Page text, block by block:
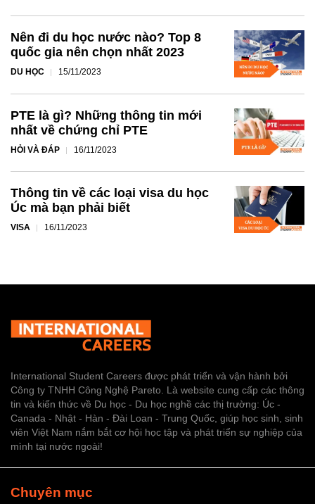
Nên đi du học nước nào? Top 8
quốc gia nên chọn nhất 2023
DU HỌC 15/11/2023
PTE là gì? Những thông tin mới
nhất về chứng chỉ PTE
HỎI VÀ ĐÁP 16/11/2023
Thông tin về các loại visa du học
Úc mà bạn phải biết
VISA 16/11/2023
International Student Careers được phát triển và vận hành bởi
Công ty TNHH Công Nghệ Pareto. Là website cung cấp các thông
tin và kiến thức về Du học - Du học nghề các thị trường: Úc -
Canada - Nhật - Hàn - Đài Loan - Trung Quốc, giúp học sinh, sinh
viên Việt Nam nắm bắt cơ hội học tập và phát triển sự nghiệp của
mình tại nước ngoài!
Chuyên mục